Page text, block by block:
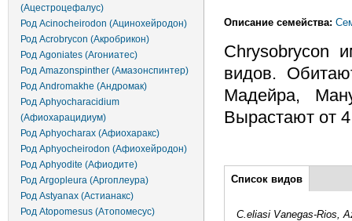
(Ацестроцефалус)
Род Acinocheirodon (Ацинохейродон)
Род Acrobrycon (Акробрикон)
Род Agoniates (Агониатес)
Род Amazonspinther (Амазонспинтер)
Род Andromakhe (Андромак)
Род Aphyocharacidium
(Афиохарацидиум)
Род Aphyocharax (Афиохаракс)
Род Aphyocheirodon (Афиохейродон)
Род Aphyodite (Афиодите)
Род Argopleura (Аргоплеура)
Род Astyanax (Астианакс)
Род Atopomesus (Атопомесус)
Описание семейства:
Chrysobrycon
видов.
Мадейра,
Вырастают от
Дополнительно
Список видов(активная
вкладка)
C.eliasi Vanegas-Rios,